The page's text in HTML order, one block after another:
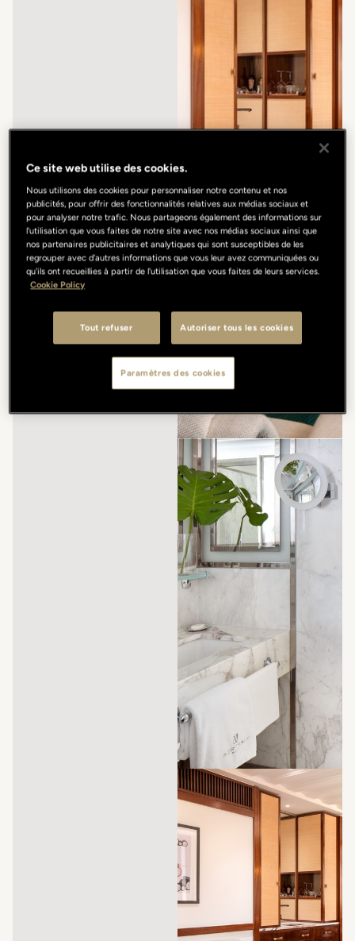
Ce site web utilise des cookies.
Nous utilisons des cookies pour personnaliser notre contenu et nos
publicités, pour offrir des fonctionnalités relatives aux médias sociaux et
pour analyser notre trafic. Nous partageons également des informations sur
l'utilisation que vous faites de notre site avec nos médias sociaux ainsi que
nos partenaires publicitaires et analytiques qui sont susceptibles de les
regrouper avec d'autres informations que vous leur avez communiquées ou
qu'ils ont recueillies à partir de l'utilisation que vous faites de leurs services.
Cookie Policy
Tout refuser Autoriser tous les cookies
Paramètres des cookies